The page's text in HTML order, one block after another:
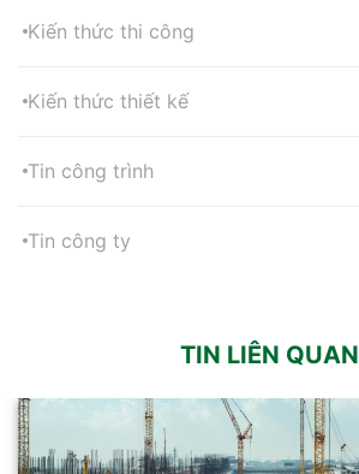
Kiến thức thi công
Kiến thức thiết kế
Tin công trình
Tin công ty
TIN LIÊN QUAN